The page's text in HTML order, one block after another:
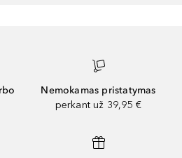
Nemokamas pristatymas
perkant už 39,95 €